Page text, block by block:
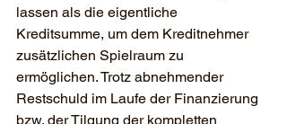
lassen als die eigentliche
Kreditsumme, um dem Kreditnehmer
zusätzlichen Spielraum zu
ermöglichen. Trotz abnehmender
Restschuld im Laufe der Finanzierung
bzw. der Tilgung der kompletten